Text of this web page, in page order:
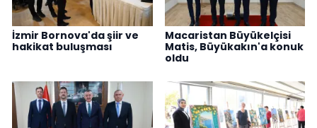
İzmir Bornova'da şiir ve
hakikat buluşması
Macaristan Büyükelçisi
Matis, Büyükakın'a konuk
oldu